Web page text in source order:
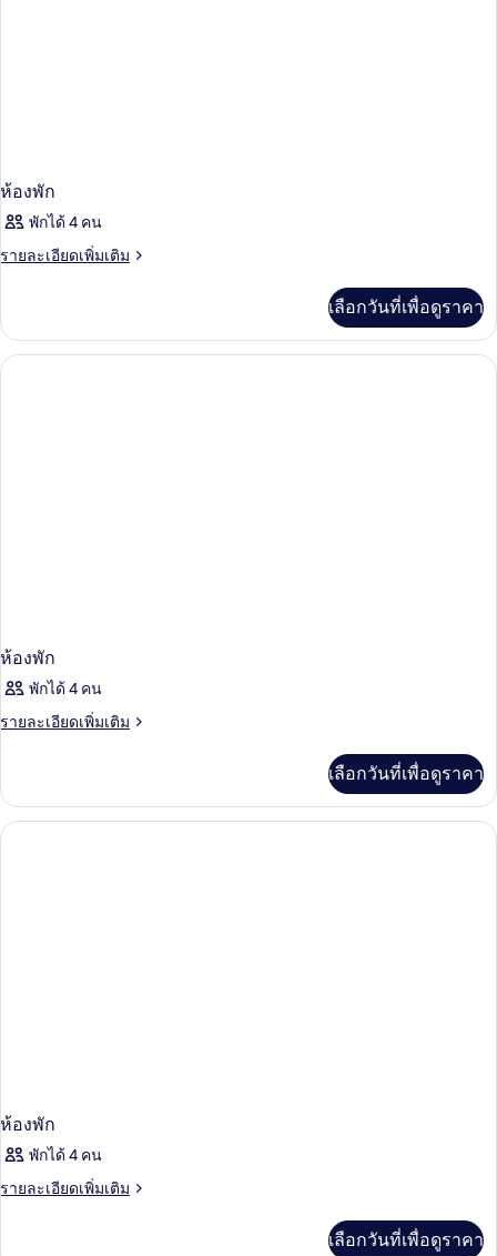
ผู้
พิการ
ผู้ห้องพัก
พักได้ 4 คน
รายละเอียดเพิ่มเติม
ราย
เกี่ยว
กับ
ห้อง
เลือกวันที่เพื่อดูราคา
ห้องพัก
พักได้ 4 คน
รายละเอียดเพิ่มเติม
ราย
เกี่ยว
กับ
ห้อง
เลือกวันที่เพื่อดูราคา
ห้องพัก
พักได้ 4 คน
รายละเอียดเพิ่มเติม
ราย
เลือกวันที่เพื่อดูราคา